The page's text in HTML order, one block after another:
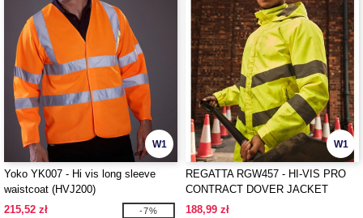
W1
Yoko YK007 - Hi vis long sleeve
waistcoat (HVJ200)
215,52 zł
-7%
W1
REGATTA RGW457 - HI-VIS PRO
CONTRACT DOVER JACKET
188,99 zł